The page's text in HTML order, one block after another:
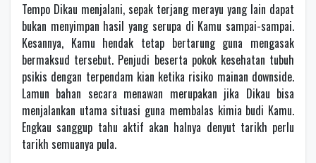
Tempo Dikau menjalani, sepak terjang merayu yang lain dapat
bukan menyimpan hasil yang serupa di Kamu sampai-sampai.
Kesannya, Kamu hendak tetap bertarung guna mengasak
bermaksud tersebut. Penjudi beserta pokok kesehatan tubuh
psikis dengan terpendam kian ketika risiko mainan downside.
Lamun bahan secara menawan merupakan jika Dikau bisa
menjalankan utama situasi guna membalas kimia budi Kamu.
Engkau sanggup tahu aktif akan halnya denyut tarikh perlu
tarikh semuanya pula.